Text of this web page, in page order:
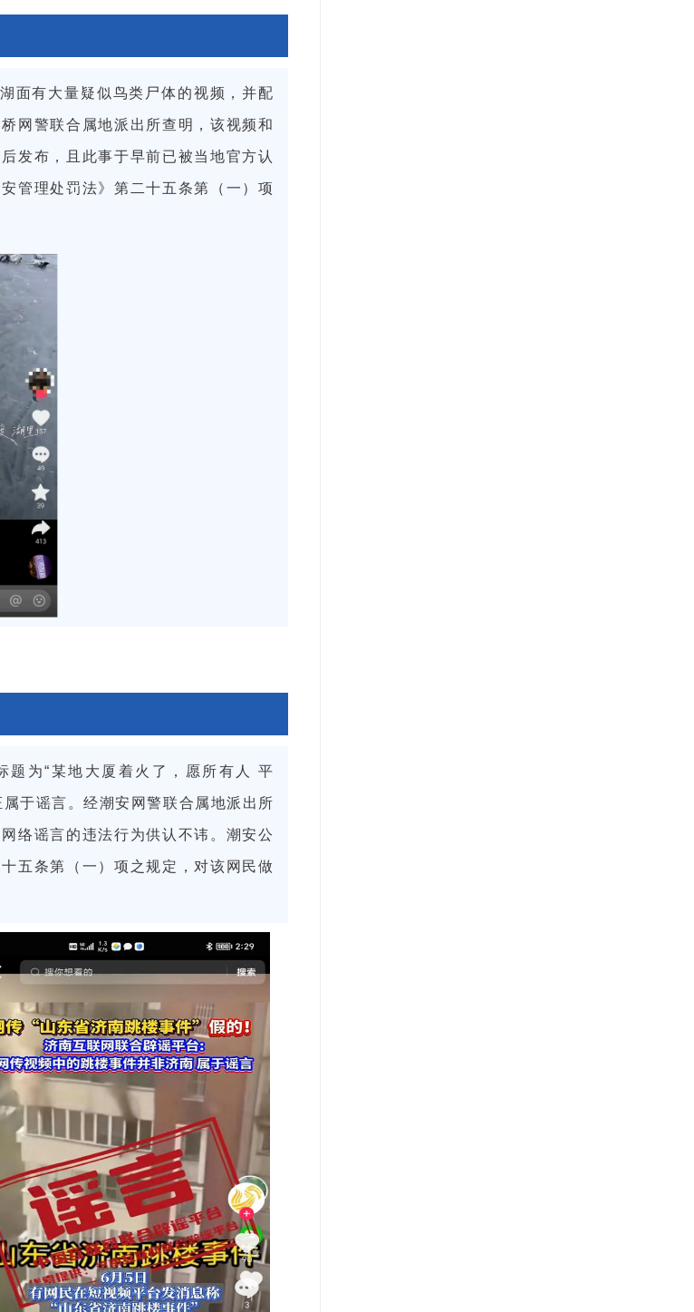
面有大量疑似鸟类尸体的视频，并配
网警联合属地派出所查明，该视频和
发布，且此事于早前已被当地官方认
管理处罚法》第二十五条第（一）项
为“某地大厦着火了，愿所有人 平
于谣言。经潮安网警联合属地派出所
络谣言的违法行为供认不讳。潮安公
五条第（一）项之规定，对该网民做